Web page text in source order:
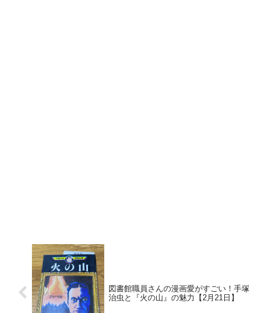
図書館職員さんの漫画愛がすごい！手塚
治虫と『火の山』の魅力【2月21日】